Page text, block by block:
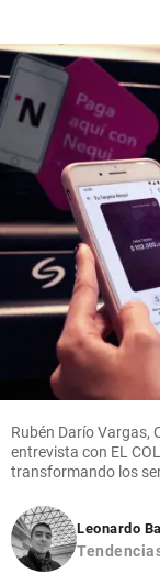
Rubén Darío Vargas,
entrevista con EL
transformando los
Leonardo